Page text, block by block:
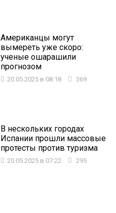
Американцы могут
вымереть уже скоро:
ученые ошарашили
прогнозом
20.05.2025 в 08:18 369
В нескольких городах
Испании прошли массовые
протесты против туризма
20.05.2025 в 07:22 295